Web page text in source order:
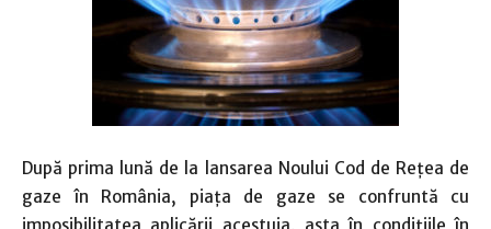
După prima lună de la lansarea Noului Cod de Rețea de
gaze în România, piața de gaze se confruntă cu